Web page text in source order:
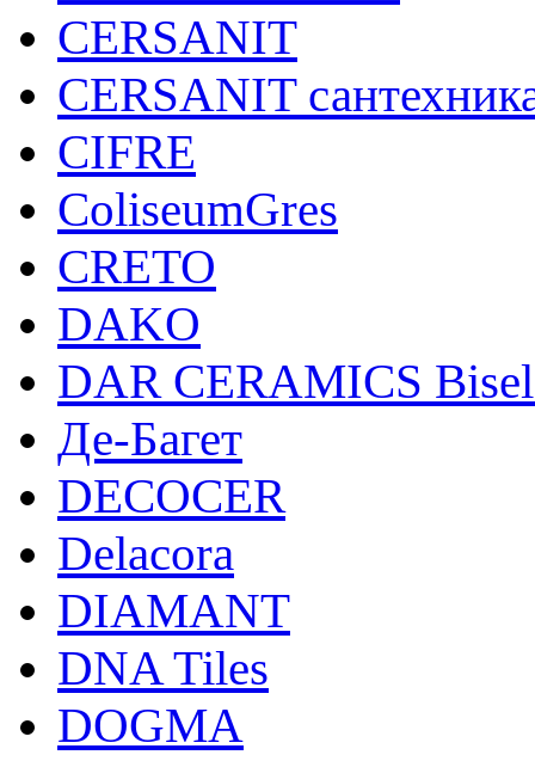
CERSANIT
CERSANIT
CIFRE
ColiseumGres
CRETO
DAKO
DAR CERAMICS
Де-Багет
DECOCER
Delacora
DIAMANT
DNA Tiles
DOGMA